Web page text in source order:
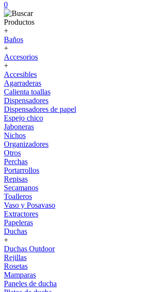
0
Productos
+
Baños
+
Accesorios
+
Accesibles
Agarraderas
Calienta toallas
Dispensadores
Dispensadores de papel
Espejo chico
Jaboneras
Nichos
Organizadores
Otros
Perchas
Portarrollos
Repisas
Secamanos
Toalleros
Vaso y Posavaso
Extractores
Papeleras
Duchas
+
Duchas Outdoor
Rejillas
Rosetas
Mamparas
Paneles de ducha